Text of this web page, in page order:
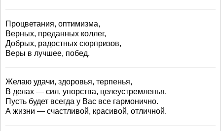
Процветания, оптимизма,
Верных, преданных коллег,
Добрых, радостных сюрпризов,
Веры в лучшее, побед.
Желаю удачи, здоровья, терпенья,
В делах — сил, упорства, целеустремленья.
Пусть будет всегда у Вас все гармонично.
А жизни — счастливой, красивой, отличной.